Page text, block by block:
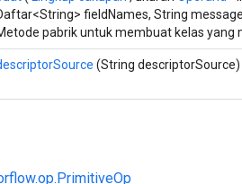
fieldNames, String
pabrik untuk membuat kelas
(String descriptorSource)